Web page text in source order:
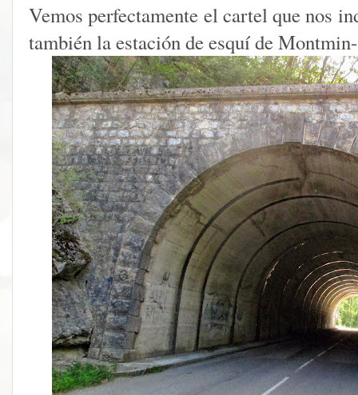
Vemos perfectamente el cartel que nos
también la estación de esquí de